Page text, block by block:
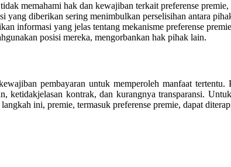
memahami hak dan kewajiban terkait preferense
yang diberikan sering menimbulkan perselisihan antara
informasi yang jelas tentang mekanisme preferense
posisi mereka, mengorbankan hak pihak lain.
pembayaran untuk memperoleh manfaat tertentu.
ketidakjelasan kontrak, dan kurangnya transparansi.
ini, premie, termasuk preferense premie, dapat